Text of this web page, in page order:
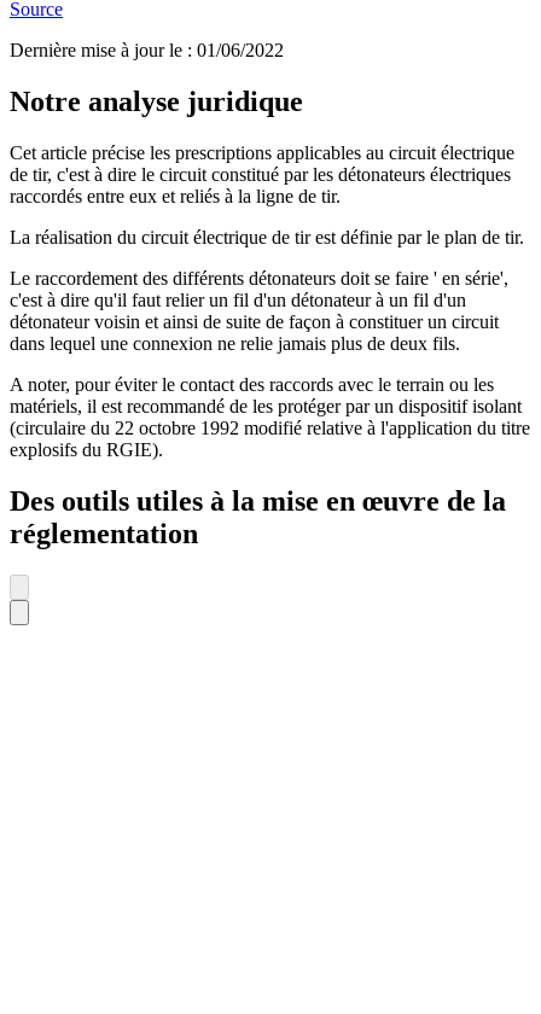
Source
Dernière mise à jour le : 01/06/2022
Notre analyse juridique
Cet article précise les prescriptions applicables au circuit électrique
de tir, c'est à dire le circuit constitué par les détonateurs électriques
raccordés entre eux et reliés à la ligne de tir.
La réalisation du circuit électrique de tir est définie par le plan de tir.
Le raccordement des différents détonateurs doit se faire ' en série',
c'est à dire qu'il faut relier un fil d'un détonateur à un fil d'un
détonateur voisin et ainsi de suite de façon à constituer un circuit
dans lequel une connexion ne relie jamais plus de deux fils.
A noter, pour éviter le contact des raccords avec le terrain ou les
matériels, il est recommandé de les protéger par un dispositif isolant
(circulaire du 22 octobre 1992 modifié relative à l'application du titre
explosifs du RGIE).
Des outils utiles à la mise en œuvre de la
réglementation